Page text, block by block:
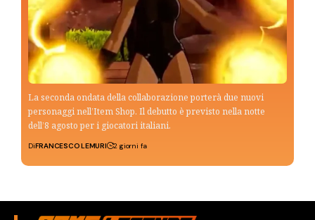
La seconda ondata della collaborazione porterà due nuovi
personaggi nell’Item Shop. Il debutto è previsto nella notte
dell’8 agosto per i giocatori italiani.
DiFRANCESCO LEMURI 2 giorni fa